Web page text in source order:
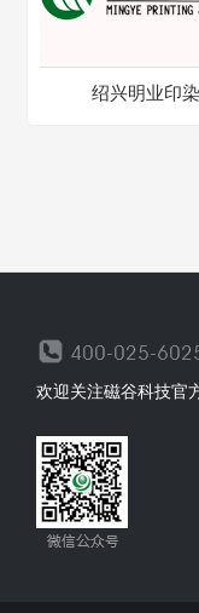
绍兴明业印染
欢迎关注磁谷科技官